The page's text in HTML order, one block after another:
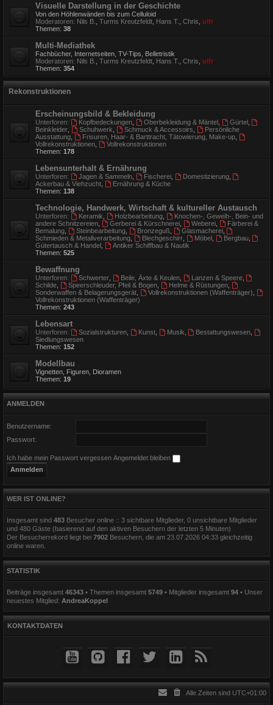
Visuelle Darstellung in der Geschichte
Von den Höhlenwänden bis zum Celluloid
Moderatoren: Nils B. Turms Kreutzfeldt Hans T. Chris ulfr
Themen: 38
Multi-Mediathek
Fachbücher, Internetseiten, TV-Tips, Belletristik
Moderatoren: Nils B. Turms Kreutzfeldt Hans T. Chris ulfr
Themen: 354
Rekonstruktionen
Erscheinungsbild & Bekleidung
Unterforen: Kopfbedeckungen, Oberbekleidung & Mäntel Gürtel
Beinkleider
Schuhwerk Schmuck & Accessoirs
Persönliche
Ausstattung
Frisuren, Haar- & Barttracht, Tätowierung, Make-up,
Vollrekonstruktionen
Vollrekonstruktionen
Themen: 178
Lebensunterhalt & Ernährung
Unterforen: Jagen & Sammeln, Fischerei, Domestizierung,
Ackerbau & Viehzucht
Ernährung & Küche
Themen: 138
Technologie, Handwerk, Wirtschaft & kultureller Austausch
Unterforen: Keramik Holzbearbeitung,
Knochen-, Geweih-, Bein- und
andere Schnitzereien
Gerberei & Kürschnerei, Weberei,
Färberei &
Bemalung
Steinbearbeitung, Bronzeguß Glasmacherei,
Schmieden & Metallverarbeitung
Blechgeschirr, Möbel Bergbau,
Gütertausch & Handel
Antiker Schiffbau & Nautik
Themen: 525
Bewaffnung
Unterforen: Schwerter, Beile, Äxte & Keulen, Lanzen & Speere,
Schilde
Speerschleuder, Pfeil & Bogen, Helme & Rüstungen,
Sonderwaffen & Belagerungsgerät
Vollrekonstruktionen (Waffenträger)
Vollrekonstruktionen (Waffenträger)
Themen: 243
Lebensart
Unterforen: Sozialstrukturen, Kunst, Musik Bestattungswesen
Siedlungswesen
Themen: 152
Modellbau
Vignetten, Figuren, Dioramen
Themen: 19
ANMELDEN
Benutzername:
Passwort:
Ich habe mein Passwort vergessen Angemeldet bleiben
WER IST ONLINE?
Insgesamt sind 483 Besucher online :: 3 sichtbare Mitglieder, 0 unsichtbare Mitglieder
und 480 Gäste (basierend auf den aktiven Besuchern der letzten 5 Minuten)
Der Besucherrekord liegt bei 7902 Besuchern, die am 23.07.2026 04:33 gleichzeitig
online waren.
STATISTIK
Beiträge insgesamt 46343 • Themen insgesamt 5749 • Mitglieder insgesamt 94 • Unser
neuestes Mitglied: AndreaKoppel
KONTAKTDATEN
Alle Zeiten sind UTC+01:00